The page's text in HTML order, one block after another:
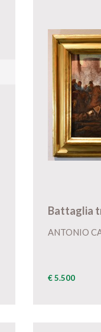
Battaglia
ANTONIO
€ 5.500